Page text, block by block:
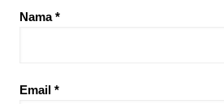
Nama*
Email *